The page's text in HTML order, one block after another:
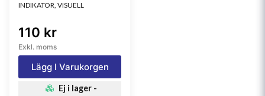
INDIKATOR, VISUELL
110 kr
Exkl. moms
Lägg I Varukorgen
Ej i lager -